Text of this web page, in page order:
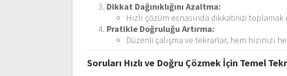
Dikkat Dağınıklığını Azaltma:
Hızlı çözüm esnasında dikkatinizi
Pratikle Doğruluğu Artırma:
Düzenli çalışma ve tekrarlar, hem hızınızı
Soruları Hızlı ve Doğru Çözmek İçin Temel